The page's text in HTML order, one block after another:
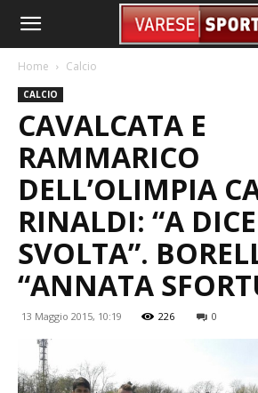
Home Calcio
CALCIO
CAVALCATA E
RAMMARICO
DELL’OLIMPIA
RINALDI: “A
SVOLTA”.
“ANNATA
13 Maggio 2015, 10:19 226 0